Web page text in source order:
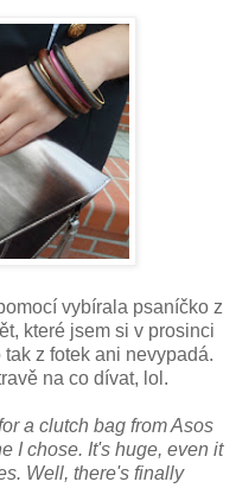
vybírala psaníčko z
které jsem si v prosinci
z fotek ani nevypadá.
na co dívat, lol.
a clutch bag from Asos
I chose. It's huge, even it
Well, there's finally